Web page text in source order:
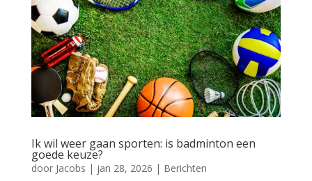
Ik wil weer gaan sporten: is badminton een
goede keuze?
door Jacobs | jan 28, 2026 | Berichten